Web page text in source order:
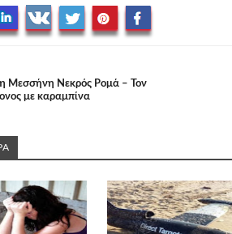
η Μεσσήνη Νεκρός Ρομά – Τον
με καραμπίνα